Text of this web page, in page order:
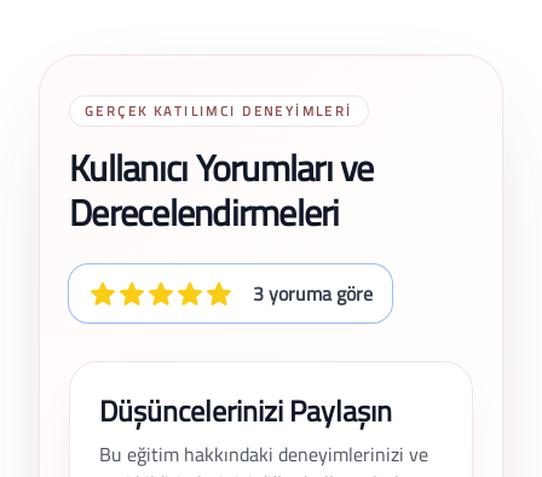
GERÇEK KATILIMCI DENEYIMLERI
Kullanıcı Yorumları ve
Derecelendirmeleri
3 yoruma göre
Düşüncelerinizi Paylaşın
Bu eğitim hakkındaki deneyimlerinizi ve